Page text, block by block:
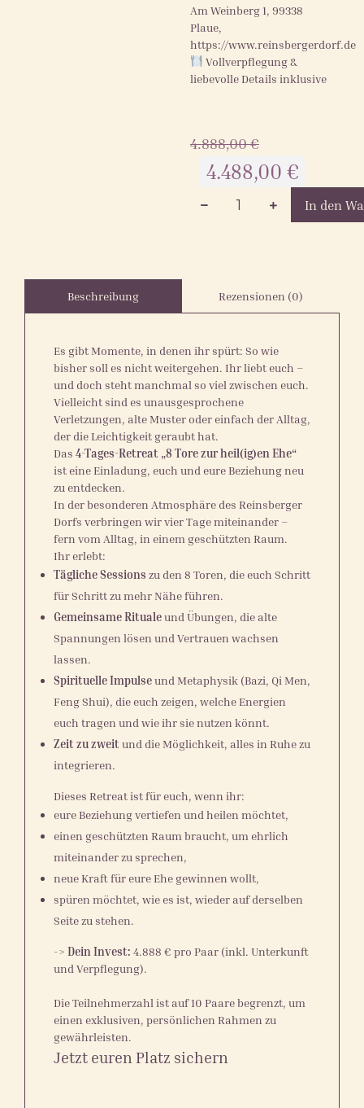
Am Weinberg 1, 99338
Plaue,
https://www.reinsbergerdorf.de
Vollverpflegung &
liebevolle Details inklusive
4.888,00€
4.488,00 €
In den
Beschreibung Rezensionen (0)
Es gibt Momente, in denen ihr spürt: So wie
bisher soll es nicht weitergehen. Ihr liebt euch –
und doch steht manchmal so viel zwischen euch.
Vielleicht sind es unausgesprochene
Verletzungen, alte Muster oder einfach der Alltag,
der die Leichtigkeit geraubt hat.
Das 4-Tages-Retreat „8 Tore zur heil(ig)en Ehe“
ist eine Einladung, euch und eure Beziehung neu
zu entdecken.
In der besonderen Atmosphäre des Reinsberger
Dorfs verbringen wir vier Tage miteinander –
fern vom Alltag, in einem geschützten Raum.
Ihr erlebt:
Tägliche Sessions zu den 8 Toren, die euch Schritt
für Schritt zu mehr Nähe führen.
Gemeinsame Ritualeund Übungen, die alte
Spannungen lösen und Vertrauen wachsen
lassen.
Spirituelle Impulseund Metaphysik (Bazi, Qi Men,
Feng Shui), die euch zeigen, welche Energien
euch tragen und wie ihr sie nutzen könnt.
Zeit zu zweitund die Möglichkeit, alles in Ruhe zu
integrieren.
Dieses Retreat ist für euch, wenn ihr:
eure Beziehung vertiefen und heilen möchtet,
einen geschützten Raum braucht, um ehrlich
miteinander zu sprechen,
neue Kraft für eure Ehe gewinnen wollt,
spüren möchtet, wie es ist, wieder auf derselben
Seite zu stehen.
-> Dein Invest: 4.888 € pro Paar (inkl. Unterkunft
und Verpflegung).
Die Teilnehmerzahl ist auf 10 Paare begrenzt, um
einen exklusiven, persönlichen Rahmen zu
gewährleisten.
Jetzt euren Platz sichern